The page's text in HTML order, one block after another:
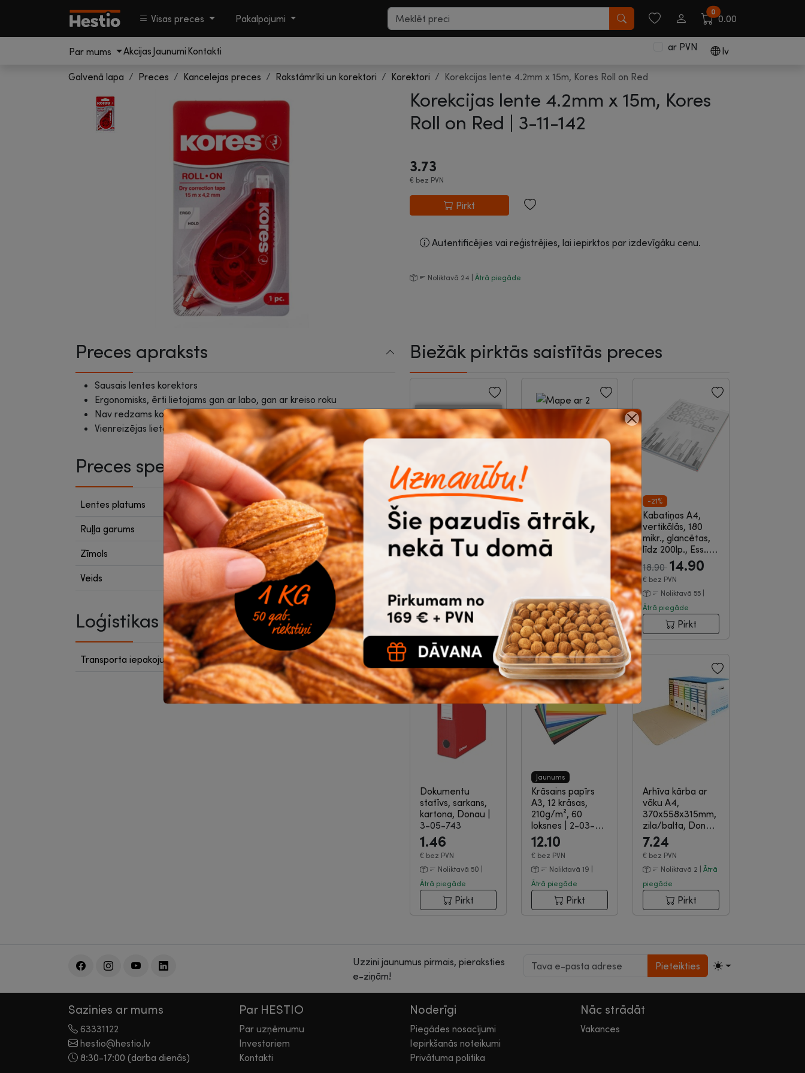
Visas preces Pakalpojumi
0
0.00
Par mums Akcijas Jaunumi Kontakti ar PVN lv
Galvenā lapa Preces Kancelejas preces Rakstāmrīki un korektori Korektori Korekcijas lente 4.2mm x 15m, Kores Roll on Red
Korekcijas lente 4.2mm x 15m, Kores
Roll on Red | 3-11-142
3.73
€ bez PVN
Pirkt
Autentificējies vai reģistrējies, lai iepirktos par izdevīgāku cenu.
Noliktavā 24 | Ātrā piegāde
Preces apraksts
Sausais lentes korektors
Ergonomisks, ērti lietojams gan ar labo, gan ar kreiso roku
Nav redzams kopētos materiālos
Vienreizējas lietošanas
Preces specifikācija
Lentes platums 4.2 mm
Ruļļa garums 15 m
Zīmols Kores
Veids Korekcijas lente
Loģistikas dati
Transporta iepakojumā 10
Biežāk pirktās saistītās preces
Kartons A4,
divpusējs, 8
krāsas, 190 g/m²,
8 loksnes, SMLT|
2-23-041
Ātrā piegāde
Pirkt
d=16 mm, A4,
kartona, melna,
25 mm, Multi-s
3-01-1401
Ātrā piegāde
Pirkt
-21%
Kabatiņas A4,
vertikālās, 180
mikr., glancētas,
līdz 200lp., Ess...|
3-03-334
18.90 14.90
€ bez PVN
Noliktavā 55 |
Ātrā piegāde
Pirkt
Dokumentu
statīvs, sarkans,
kartona, Donau
3-05-743
1.46
€ bez PVN
Noliktavā 50 |
Ātrā piegāde
Pirkt
Jaunums
Krāsains papīrs
A3, 12 krāsas,
210g/m², 60
loksnes
2-03-
649
12.10
€ bez PVN
Noliktavā 19 |
Ātrā piegāde
Pirkt
Arhīva kārba ar
vāku A4,
370x558x315mm,
zila/balta, Donau
|3-04-229
7.24
€ bez PVN
Noliktavā 2 | Ātrā
piegāde
Pirkt
Uzzini jaunumus pirmais, pieraksties
e-ziņām!
Pieteikties
Sazinies ar mums
63331122
hestio@hestio.lv
8:30-17:00 (darba dienās)
Par HESTIO
Par uzņēmumu
Investoriem
Kontakti
Noderīgi
Piegādes nosacījumi
Iepirkšanās noteikumi
Privātuma politika
Nāc strādāt
Vakances